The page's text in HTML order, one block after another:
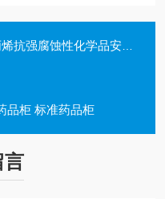
腐蚀性化学品安全柜 储存柜
品柜 标准药品柜
言